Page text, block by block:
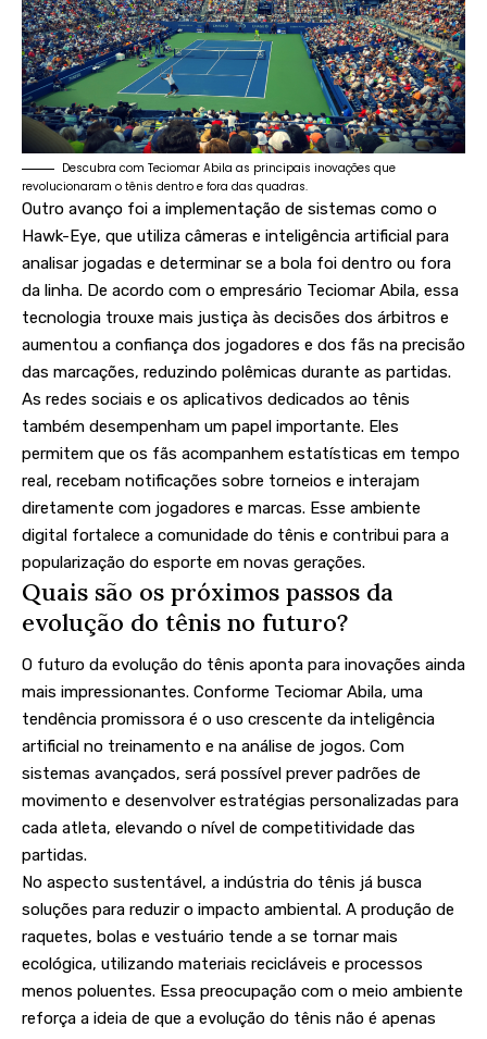
Descubra com Teciomar Abila as principais inovações que
revolucionaram o tênis dentro e fora das quadras.
Outro avanço foi a implementação de sistemas como o
Hawk-Eye, que utiliza câmeras e inteligência artificial para
analisar jogadas e determinar se a bola foi dentro ou fora
da linha. De acordo com o empresário Teciomar Abila, essa
tecnologia trouxe mais justiça às decisões dos árbitros e
aumentou a confiança dos jogadores e dos fãs na precisão
das marcações, reduzindo polêmicas durante as partidas.
As redes sociais e os aplicativos dedicados ao tênis
também desempenham um papel importante. Eles
permitem que os fãs acompanhem estatísticas em tempo
real, recebam notificações sobre torneios e interajam
diretamente com jogadores e marcas. Esse ambiente
digital fortalece a comunidade do tênis e contribui para a
popularização do esporte em novas gerações.
Quais são os próximos passos da
evolução do tênis no futuro?
O futuro da evolução do tênis aponta para inovações ainda
mais impressionantes. Conforme Teciomar Abila, uma
tendência promissora é o uso crescente da inteligência
artificial no treinamento e na análise de jogos. Com
sistemas avançados, será possível prever padrões de
movimento e desenvolver estratégias personalizadas para
cada atleta, elevando o nível de competitividade das
partidas.
No aspecto sustentável, a indústria do tênis já busca
soluções para reduzir o impacto ambiental. A produção de
raquetes, bolas e vestuário tende a se tornar mais
ecológica, utilizando materiais recicláveis e processos
menos poluentes. Essa preocupação com o meio ambiente
reforça a ideia de que a evolução do tênis não é apenas